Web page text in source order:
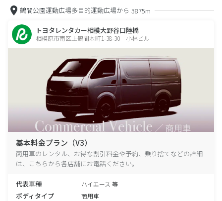
鶴間公園運動広場多目的運動広場から 3875m
トヨタレンタカー相模大野谷口陸橋
相模原市南区上鶴間本町1-38-30 小林ビル
基本料金プラン（V3）
商用車のレンタル、お得な割引料金や予約、乗り捨てなどの詳細
は、こちらから各店舗にお電話ください。
代表車種 ハイエース 等
ボディタイプ 商用車